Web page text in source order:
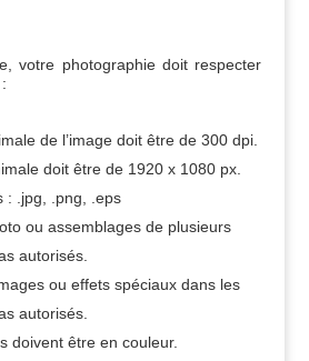
votre photographie doit respecter
de l’image doit être de 300 dpi.
doit être de 1920 x 1080 px.
: .jpg, .png, .eps
ou assemblages de plusieurs
autorisés.
ou effets spéciaux dans les
autorisés.
doivent être en couleur.